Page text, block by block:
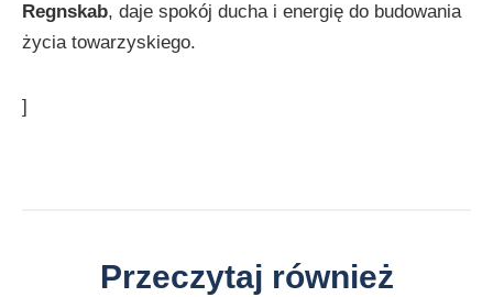
Regnskab, daje spokój ducha i energię do budowania
życia towarzyskiego.
]
Przeczytaj również